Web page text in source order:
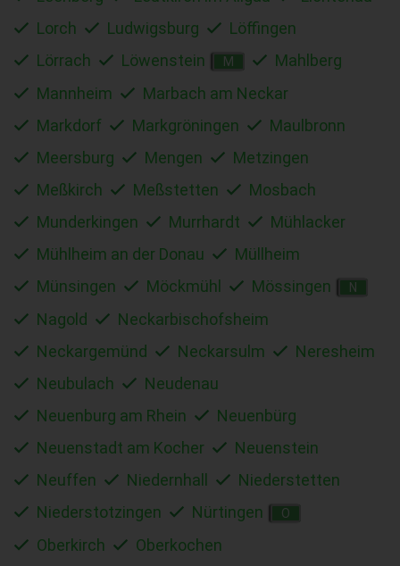
Lorch
Ludwigsburg
Löffingen
Lörrach
Löwenstein M
Mahlberg
Mannheim
Marbach am Neckar
Markdorf
Markgröningen
Maulbronn
Meersburg
Mengen
Metzingen
Meßkirch
Meßstetten
Mosbach
Munderkingen
Murrhardt
Mühlacker
Mühlheim an der Donau
Müllheim
Münsingen
Möckmühl Mössingen N
Nagold
Neckarbischofsheim
Neckargemünd
Neckarsulm
Neresheim
Neubulach
Neudenau
Neuenburg am Rhein
Neuenbürg
Neuenstadt am Kocher
Neuenstein
Neuffen
Niedernhall
Niederstetten
Niederstotzingen
Nürtingen O
Oberkirch
Oberkochen